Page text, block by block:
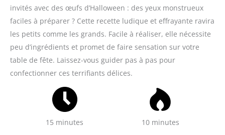
invités avec des œufs d’Halloween : des yeux monstrueux
faciles à préparer ? Cette recette ludique et effrayante ravira
les petits comme les grands. Facile à réaliser, elle nécessite
peu d’ingrédients et promet de faire sensation sur votre
table de fête. Laissez-vous guider pas à pas pour
confectionner ces terrifiants délices.
15 minutes 10 minutes